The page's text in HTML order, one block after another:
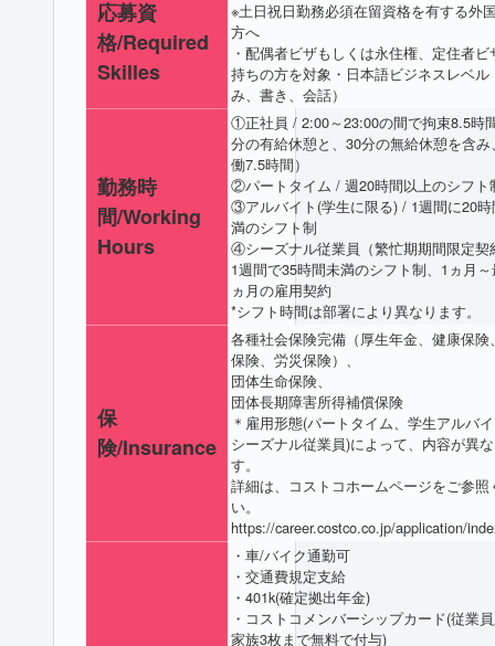
応募資
格/Required
Skilles
※土日祝日勤務必須在留資格を有する外
方へ
・配偶者ビザもしくは永住権、定住者ビ
持ちの方を対象・日本語ビジネスレベル
み、書き、会話）
勤務時
間/Working
Hours
①正社員 / 2:00～23:00の間で拘束8.5時
分の有給休憩と、30分の無給休憩を含み
働7.5時間）
②パートタイム / 週20時間以上のシフト
③アルバイト(学生に限る) / 1週間に20時
満のシフト制
④シーズナル従業員（繁忙期期間限定契
1週間で35時間未満のシフト制、1ヵ月
ヵ月の雇用契約
*シフト時間は部署により異なります。
保
険/Insurance
各種社会保険完備（厚生年金、健康保険
保険、労災保険）、
団体生命保険、
団体長期障害所得補償保険
＊雇用形態(パートタイム、学生アルバ
シーズナル従業員)によって、内容が異
す。
詳細は、コストコホームページをご参照
い。
https://career.costco.co.jp/application/
・車/バイク通勤可
・交通費規定支給
・401k(確定拠出年金)
・コストコメンバーシップカード(従業
家族3枚まで無料で付与)